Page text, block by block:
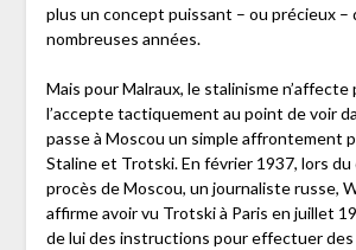
plus un concept puissant – ou précieux –
nombreuses années.
Mais pour Malraux, le stalinisme n’affecte
l’accepte tactiquement au point de voir
passe à Moscou un simple affrontement
Staline et Trotski. En février 1937, lors du
procès de Moscou, un journaliste russe,
affirme avoir vu Trotski à Paris en juillet
de lui des instructions pour effectuer des